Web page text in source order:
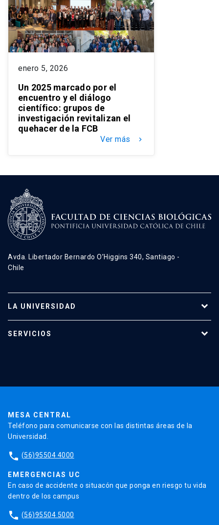
enero 5, 2026
Un 2025 marcado por el
encuentro y el diálogo
científico: grupos de
investigación revitalizan el
quehacer de la FCB
Ver más keyboard_arrow_right
Avda. Libertador Bernardo O’Higgins 340, Santiago -
Chile
LA UNIVERSIDAD
Admisión
SERVICIOS
MESA CENTRAL
Teléfono para comunicarse con las distintas áreas de la
Universidad.
phone (56)95504 4000
EMERGENCIAS UC
En caso de accidente o situacón que ponga en riesgo tu vida
dentro de los campus
phone (56)95504 5000